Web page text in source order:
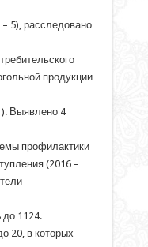
5), расследовано
продукции
Выявлено 4
профилактики
(2016 –
до 1124.
20, в которых